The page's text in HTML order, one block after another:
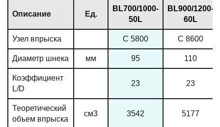
Описание Ед.
ВL700/1000-
50L
ВL900/1200-
60L
Узел впрыска C 5800 C 8600
Диаметр шнека мм 95 110
Коэффициент
L/D
23 23
Теоретический
объем впрыска
см3 3542 5177